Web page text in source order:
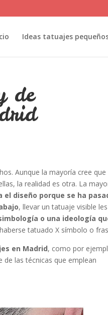
Ideas tatuajes
de
Aunque la mayoría cree
la realidad es otra. La
el diseño porque se ha
, llevar un tatuaje visible
o una ideología
tatuado X símbolo o
en Madrid, como por
las técnicas que emplean